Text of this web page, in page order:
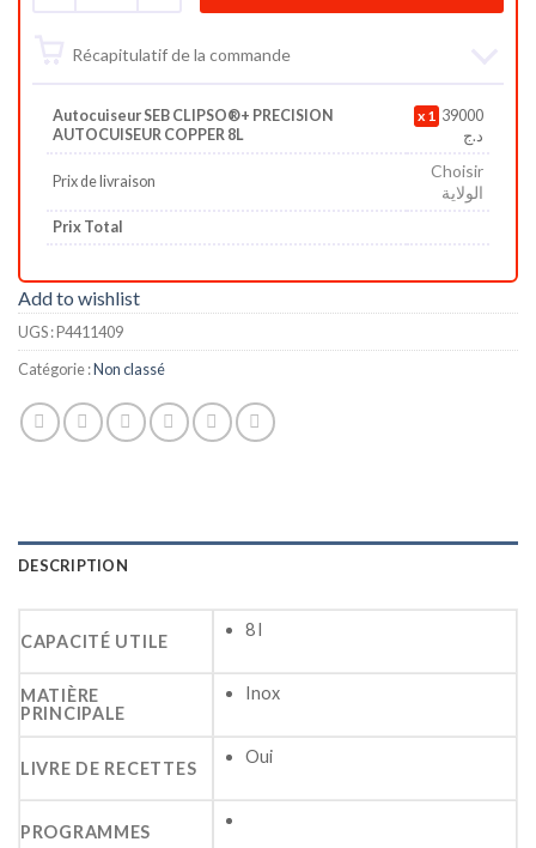
Récapitulatif de la commande
Autocuiseur SEB CLIPSO®+ PRECISION
AUTOCUISEUR COPPER 8L
1 39000
د.ج
Prix de livraison
Choisir
الولاية
Prix Total
Add to wishlist
UGS :P4411409
Catégorie :Non classé
DESCRIPTION
CAPACITÉ UTILE
8 l
MATIÈRE
PRINCIPALE
Inox
LIVRE DE RECETTES
Oui
PROGRAMMES